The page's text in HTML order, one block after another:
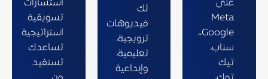
على
Meta
،Google،
سناب،
تيك
لك
فيديوهات
ترويجية،
تعليمية،
وإبداعية
استشارات
تسويقية
استراتيجية
تساعدك
تستفيد